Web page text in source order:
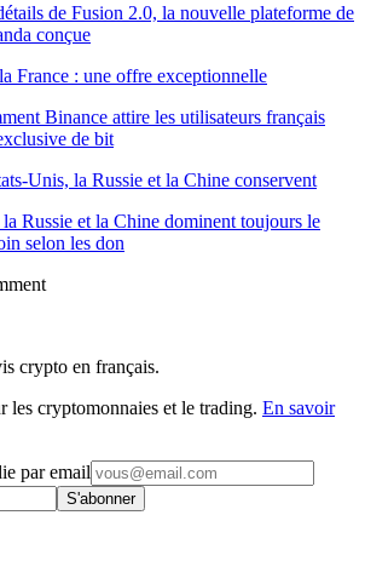
de Fusion 2.0, la nouvelle plateforme de
conçue
France : une offre exceptionnelle
Binance attire les utilisateurs français
de bit
Unis, la Russie et la Chine conservent
Russie et la Chine dominent toujours le
selon les don
crypto en français.
les cryptomonnaies et le trading. En savoir
par email
S'abonner